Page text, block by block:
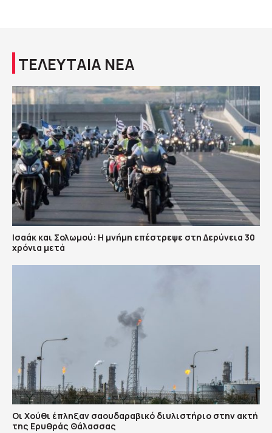
ΤΕΛΕΥΤΑΙΑ ΝΕΑ
Ισαάκ και Σολωμού: Η μνήμη επέστρεψε στη Δερύνεια 30
χρόνια μετά
Οι Χούθι έπληξαν σαουδαραβικό διυλιστήριο στην ακτή
της Ερυθράς Θάλασσας